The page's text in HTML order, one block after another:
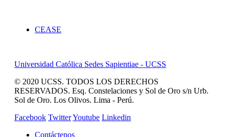
CEASE
Universidad Católica Sedes Sapientiae - UCSS
© 2020 UCSS. TODOS LOS DERECHOS
RESERVADOS. Esq. Constelaciones y Sol de Oro s/n Urb.
Sol de Oro. Los Olivos. Lima - Perú.
Facebook TwitterYoutube Linkedin
Contáctenos